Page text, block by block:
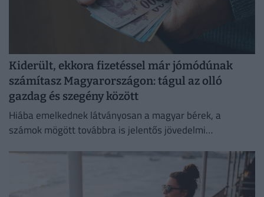
Kiderült, ekkora fizetéssel már jómódúnak
számítasz Magyarországon: tágul az olló
gazdag és szegény között
Hiába emelkednek látványosan a magyar bérek, a
számok mögött továbbra is jelentős jövedelmi